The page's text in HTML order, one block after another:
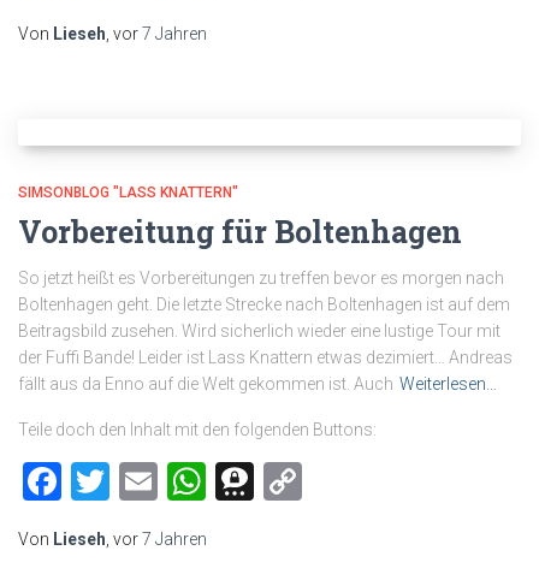
Von Lieseh , vor7 Jahren
SIMSONBLOG "LASS KNATTERN"
Vorbereitung für Boltenhagen
So jetzt heißt es Vorbereitungen zu treffen bevor es morgen nach
Boltenhagen geht. Die letzte Strecke nach Boltenhagen ist auf dem
Beitragsbild zusehen. Wird sicherlich wieder eine lustige Tour mit
der Fuffi Bande! Leider ist Lass Knattern etwas dezimiert… Andreas
fällt aus da Enno auf die Welt gekommen ist. Auch Weiterlesen…
Teile doch den Inhalt mit den folgenden Buttons:
Facebook
Twitter
EmailWhatsApp
Threema
Von Lieseh , vor7 Jahren